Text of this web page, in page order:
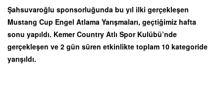
Şahsuvaroğlu sponsorluğunda bu yıl ilki gerçekleşen
Mustang Cup Engel Atlama Yarışmaları, geçtiğimiz hafta
sonu yapıldı. Kemer Country Atlı Spor Kulübü’nde
gerçekleşen ve 2 gün süren etkinlikte toplam 10 kategoride
yarışıldı.